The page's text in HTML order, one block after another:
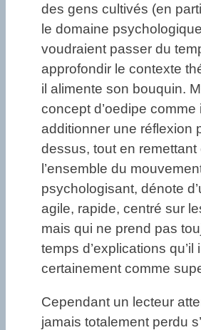
des gens cultivés (en
le domaine
voudraient passer du
approfondir le contexte
il alimente son bouquin.
concept d’oedipe comme
additionner une réflexion
dessus, tout en remettant
l’ensemble du
psychologisant, dénote
agile, rapide, centré sur
mais qui ne prend pas
temps d’explications qu’il
certainement comme
Cependant un lecteur
jamais totalement perdu